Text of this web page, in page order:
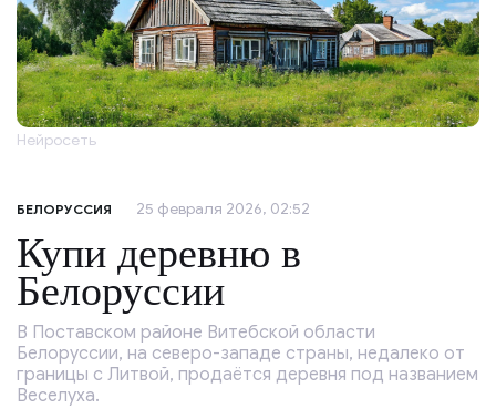
Нейросеть
БЕЛОРУССИЯ 25 февраля 2026, 02:52
Купи деревню в
Белоруссии
В Поставском районе Витебской области
Белоруссии, на северо-западе страны, недалеко от
границы с Литвой, продаётся деревня под названием
Веселуха.